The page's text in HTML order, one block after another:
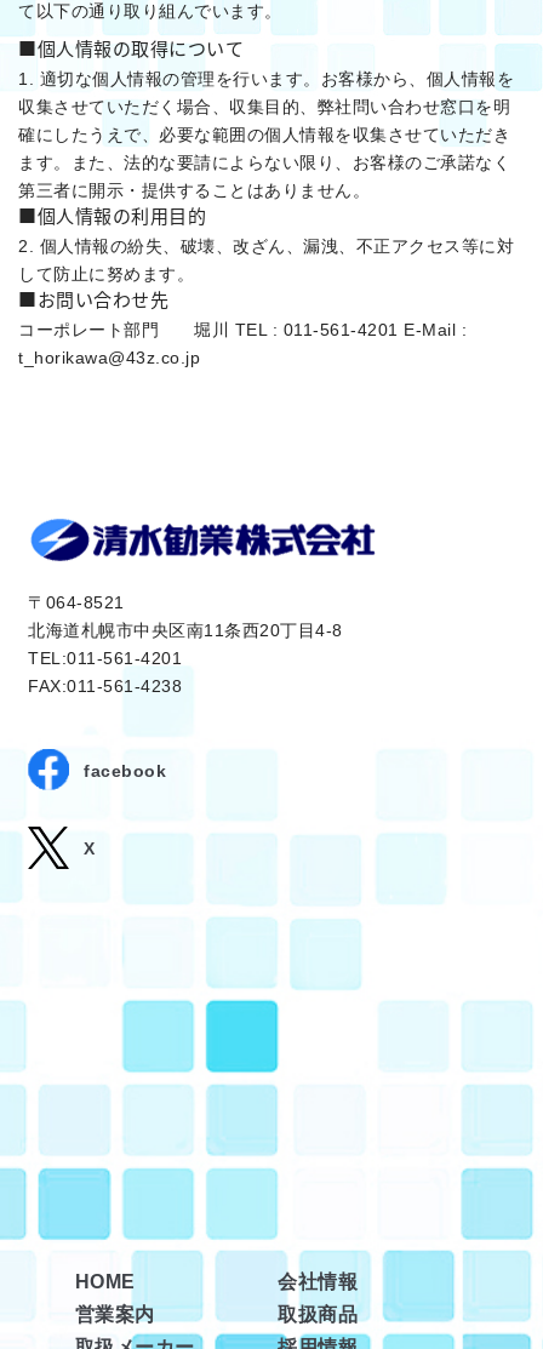
て以下の通り取り組んでいます。
■個人情報の取得について
1. 適切な個人情報の管理を行います。お客様から、個人情報を
収集させていただく場合、収集目的、弊社問い合わせ窓口を明
確にしたうえで、必要な範囲の個人情報を収集させていただき
ます。また、法的な要請によらない限り、お客様のご承諾なく
第三者に開示・提供することはありません。
■個人情報の利用目的
2. 個人情報の紛失、破壊、改ざん、漏洩、不正アクセス等に対
して防止に努めます。
■お問い合わせ先
コーポレート部門 堀川 TEL : 011-561-4201 E-Mail :
t_horikawa@43z.co.jp
〒064-8521
北海道札幌市中央区南11条西20丁目4-8
TEL:011-561-4201
FAX:011-561-4238
facebook
X
HOME
会社情報
営業案内
取扱商品